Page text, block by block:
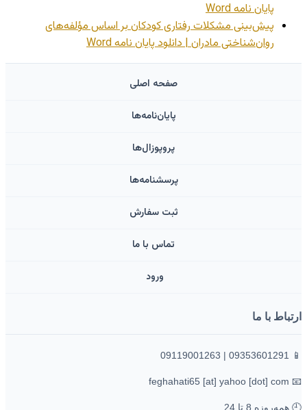
پایان نامه Word
پیش‌بینی مشکلات رفتاری کودکان بر اساس مؤلفه‌های
روان‌شناختی مادران | دانلود پایان نامه Word
صفحه اصلی
پایان‌نامه‌ها
پروپوزال‌ها
پرسشنامه‌ها
ثبت سفارش
تماس با ما
ورود ‌
ارتباط با ما
📱 09353601291 | 09119001263
📧 feghahati65 [at] yahoo [dot] com
🕘 همه‌روزه 8 تا 24